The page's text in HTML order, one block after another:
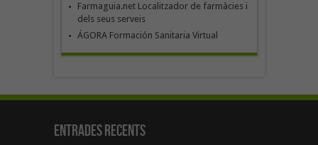
Farmaguia.net Localitzador de farmàcies i
dels seus serveis
ÁGORA Formación Sanitaria Virtual
Entrades recents